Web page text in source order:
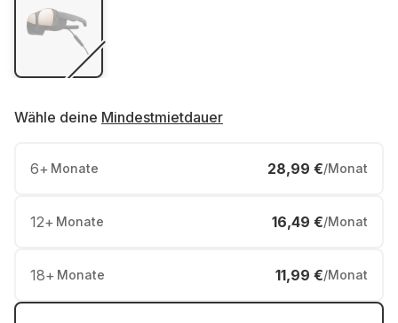
Wähle deine Mindestmietdauer
6+ Monate 28,99 €/Monat
12+ Monate 16,49 €/Monat
18+ Monate 11,99 €/Monat